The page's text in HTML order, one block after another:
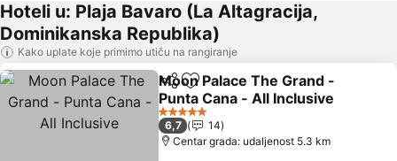
Hoteli u: Plaja Bavaro (La Altagracija,
Dominikanska Republika)
Kako uplate koje primimo utiču na rangiranje
Deli Dodati u favorite
Moon Palace The Grand -
Punta Cana - All Inclusive
5 Zvezdice
6,7
14
Centar grada: udaljenost 5.3 km